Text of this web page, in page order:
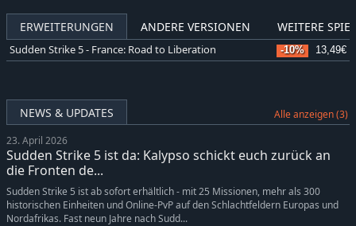
from review. In the case of Sudden Strike 5, the respective review for
the age rating was negative, meaning that obtaining a USK age
rating for Germany, was only possible with a version that does not
ERWEITERUNGEN ANDERE VERSIONEN WEITERE
Sudden Strike 5 - France: Road to Liberation -10% 13,49€
NEWS & UPDATES Alle anzeigen (3)
23. April 2026
Sudden Strike 5 ist da: Kalypso schickt euch zurück an
die Fronten de...
Sudden Strike 5 ist ab sofort erhältlich - mit 25 Missionen, mehr als 300
historischen Einheiten und Online-PvP auf den Schlachtfeldern Europas und
Nordafrikas. Fast neun Jahre nach Sudd...